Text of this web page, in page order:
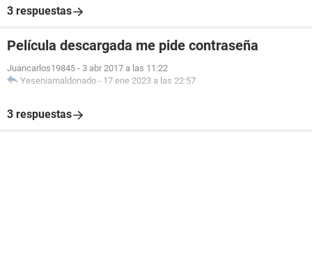
3 respuestas
Película descargada me pide contraseña
Juancarlos19845 - 3 abr 2017 a las 11:22
Yeseniamaldonado - 17 ene 2023 a las 22:57
3 respuestas